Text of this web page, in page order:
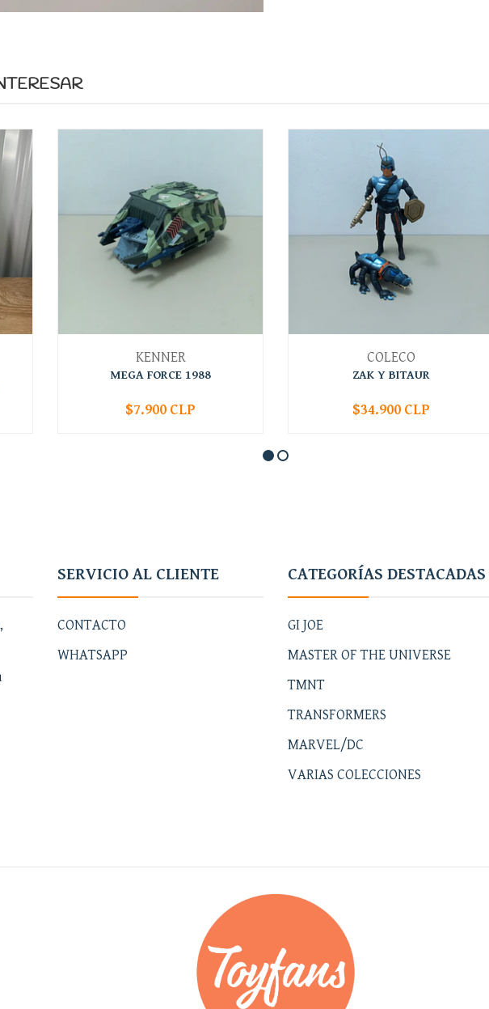
KENNER
MEGA FORCE 1988
+
$7.900 CLP
COLECO
ZAK Y BITAUR
+
$34.900 CLP
SERVICIO AL CLIENTE
CONTACTO
WHATSAPP
CATEGORÍAS DESTACADAS
GI JOE
MASTER OF THE UNIVERSE
TMNT
TRANSFORMERS
MARVEL/DC
VARIAS COLECCIONES